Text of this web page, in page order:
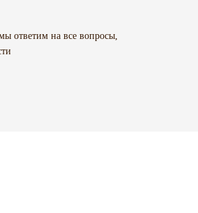
ответим на все вопросы,